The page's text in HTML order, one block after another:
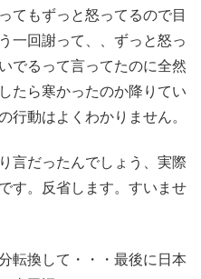
てもずっと怒ってるので目
一回謝って、、ずっと怒っ
でるって言ってたのに全然
たら寒かったのか降りてい
行動はよくわかりません。
言だったんでしょう、実際
す。反省します。すいませ
転換して・・・最後に日本